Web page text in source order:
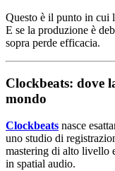
Questo è il punto in cui
E se la produzione è
sopra perde efficacia.
Clockbeats: dove
mondo
Clockbeats nasce
uno studio di
mastering di alto livello
in spatial audio.